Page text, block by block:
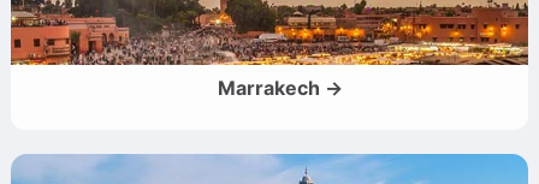
Marrakech →